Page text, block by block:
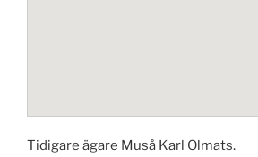
Tidigare ägare Muså Karl Olmats.